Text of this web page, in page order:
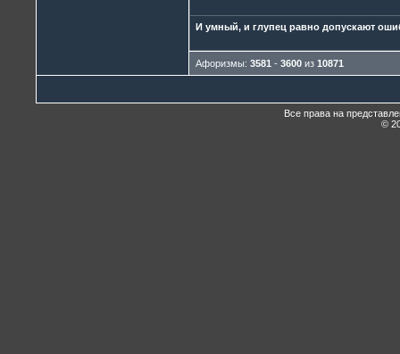
И умный, и глупец равно допускают
Афоризмы: 3581 - 3600 из 10871
Все права на
©